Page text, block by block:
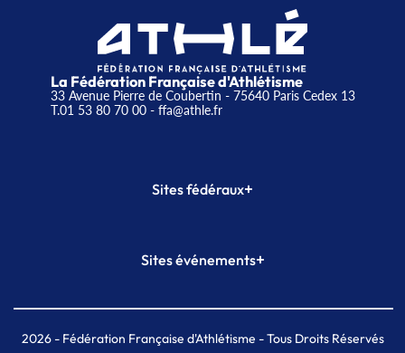
La Fédération Française d'Athlétisme
33 Avenue Pierre de Coubertin - 75640 Paris Cedex 13
T.01 53 80 70 00- ffa@athle.fr
Sites fédéraux+
Plateforme Formation
Sites événements+
Meeting de Paris indoor
MAIF Ekiden de Paris
2026- Fédération Française d'Athlétisme - Tous Droits Réservés